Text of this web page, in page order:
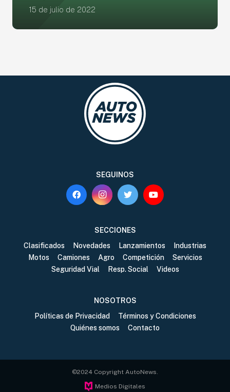
15 de julio de 2022
SEGUINOS
SECCIONES
Clasificados
Novedades Lanzamientos
Industrias
Motos
Camiones Agro Competición
Servicios
Seguridad Vial
Resp. Social Videos
NOSOTROS
Políticas de Privacidad
Términos y Condiciones
Quiénes somos
Contacto
©2024 Copyright AutoNews.
Medios Digitales